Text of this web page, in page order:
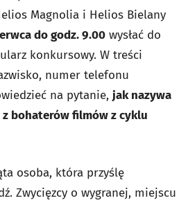
Magnolia i Helios Bielany
do godz. 9.00 wysłać do
konkursowy. W treści
numer telefonu
na pytanie, jak nazywa
z bohaterów filmów z cyklu
osoba, która przyślę
Zwycięzcy o wygranej, miejscu